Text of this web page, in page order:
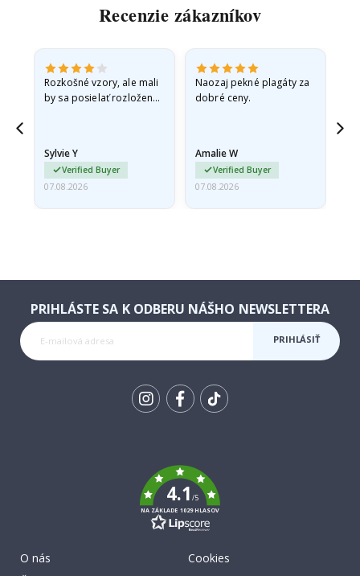
Recenzie zákazníkov
Rozkošné vzory, ale mali
by sa posielať rozložené
Sylvie Y
Verified Buyer
07.08.2026
Naozaj pekné plagáty za
dobré ceny.
Amalie W
Verified Buyer
07.08.2026
PRIHLÁSTE SA K ODBERU NÁŠHO NEWSLETTERA
PRIHLÁSIŤ
4.1/5
NA ZÁKLADE 1029 HLASOV
O nás
Cookies